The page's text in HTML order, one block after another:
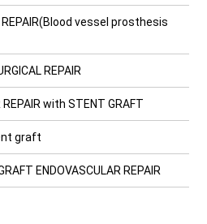
REPAIR(Blood vessel prosthesis
REPAIR
REPAIR with STENT GRAFT
graft
ENDOVASCULAR REPAIR